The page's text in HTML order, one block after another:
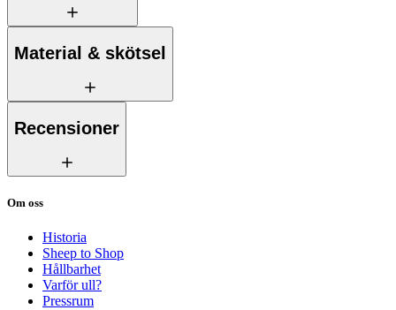
Material & skötsel
Recensioner
Om oss
Historia
Sheep to Shop
Hållbarhet
Varför ull?
Pressrum